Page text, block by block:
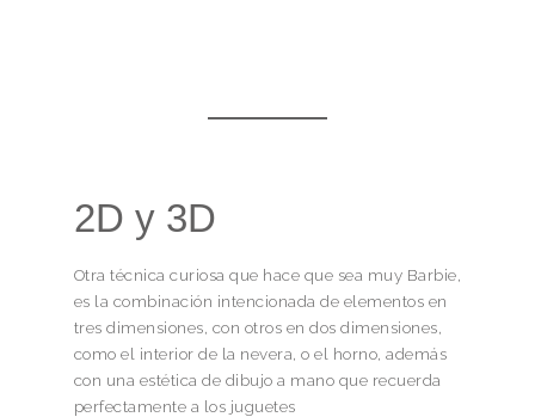
2D y 3D
Otra técnica curiosa que hace que sea muy Barbie,
es la combinación intencionada de elementos en
tres dimensiones, con otros en dos dimensiones,
como el interior de la nevera, o el horno, además
con una estética de dibujo a mano que recuerda
perfectamente a los juguetes